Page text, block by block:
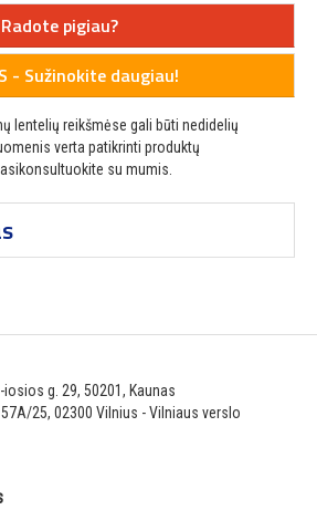
pigiau?
- Sužinokite daugiau!
lentelių reikšmėse gali būti nedidelių
verta patikrinti produktų
su mumis.
iosios g. 29, 50201, Kaunas
57A/25, 02300 Vilnius - Vilniaus verslo